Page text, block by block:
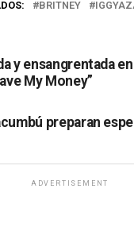
BRITNEY
y ensangrentada
My Money”
preparan
ADVERTISEMENT